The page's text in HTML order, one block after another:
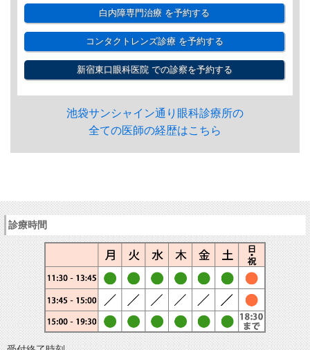
白内障専門治療 を予約する
コンタクトレンズ診療を予約する
新宿東口眼科医院での診察を予約する
池袋サンシャイン通り眼科診療所の
全ての医師の経歴はこちら
診療時間